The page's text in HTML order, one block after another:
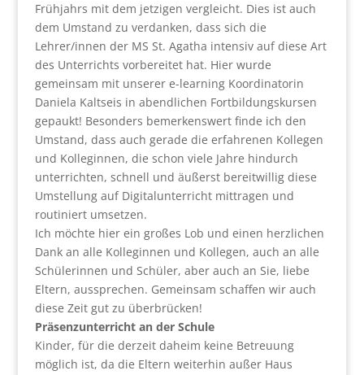
Frühjahrs mit dem jetzigen vergleicht. Dies ist auch
dem Umstand zu verdanken, dass sich die
Lehrer/innen der MS St. Agatha intensiv auf diese Art
des Unterrichts vorbereitet hat. Hier wurde
gemeinsam mit unserer e-learning Koordinatorin
Daniela Kaltseis in abendlichen Fortbildungskursen
gepaukt! Besonders bemerkenswert finde ich den
Umstand, dass auch gerade die erfahrenen Kollegen
und Kolleginnen, die schon viele Jahre hindurch
unterrichten, schnell und äußerst bereitwillig diese
Umstellung auf Digitalunterricht mittragen und
routiniert umsetzen.
Ich möchte hier ein großes Lob und einen herzlichen
Dank an alle Kolleginnen und Kollegen, auch an alle
Schülerinnen und Schüler, aber auch an Sie, liebe
Eltern, aussprechen. Gemeinsam schaffen wir auch
diese Zeit gut zu überbrücken!
Präsenzunterricht an der Schule
Kinder, für die derzeit daheim keine Betreuung
möglich ist, da die Eltern weiterhin außer Haus